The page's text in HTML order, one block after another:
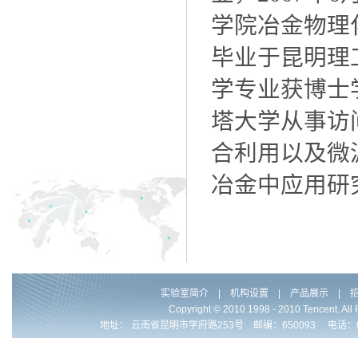
学院冶金物
毕业于昆明
学专业获博士
塔大学从事
合利用以及
冶金中应用研
实验室简介 机构设置 产品展示
Copyright © 2010 1998 - 2010 Tencent.
地址： 云南省昆明市学府路253号 邮编：650093 电话